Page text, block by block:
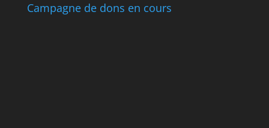
Campagne de dons en cours